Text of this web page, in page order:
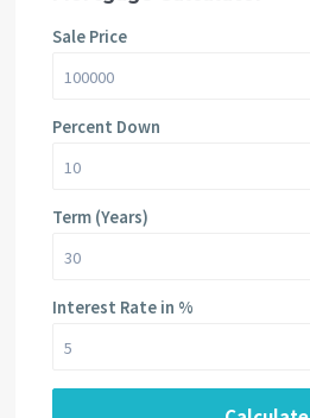
Sale Price
Percent Down
Term (Years)
Interest Rate in %